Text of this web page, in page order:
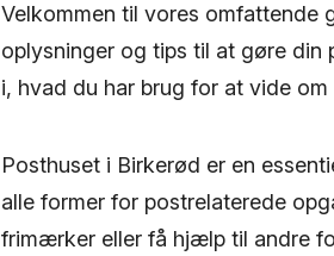
Velkommen til vores omfattende
oplysninger og tips til at gøre
i, hvad du har brug for at vide
Posthuset i Birkerød er en
alle former for postrelaterede
frimærker eller få hjælp til andre